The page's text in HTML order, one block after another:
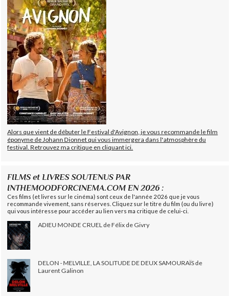
Alors que vient de débuter le Festival d'Avignon, je vous recommande le film
éponyme de Johann Dionnet qui vous immergera dans l'atmosphère du
festival. Retrouvez ma critique en cliquant ici.
FILMS et LIVRES SOUTENUS PAR
INTHEMOODFORCINEMA.COM EN 2026 :
Ces films (et livres sur le cinéma) sont ceux de l'année 2026 que je vous
recommande vivement, sans réserves. Cliquez sur le titre du film (ou du livre)
qui vous intéresse pour accéder au lien vers ma critique de celui-ci.
ADIEU MONDE CRUEL de Félix de Givry
DELON - MELVILLE, LA SOLITUDE DE DEUX SAMOURAÏS de
Laurent Galinon